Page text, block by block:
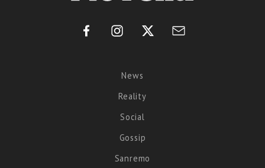
News
Reality
Social
Gossip
Sanremo